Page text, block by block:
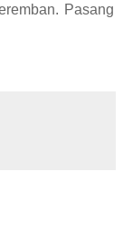
Pasang